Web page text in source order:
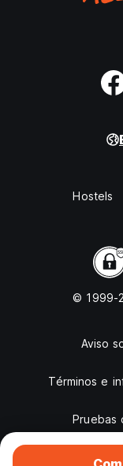
Hostels
© 1999-
Aviso
Términos e
Pruebas